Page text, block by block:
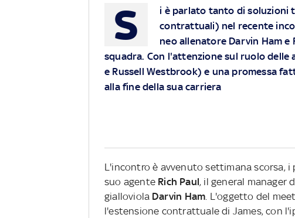
S
i è parlato tanto di soluzioni
contrattuali) nel recente
neo allenatore Darvin Ham e
squadra. Con l'attenzione sul ruolo
e Russell Westbrook) e una promessa
alla fine della sua carriera
L'incontro è avvenuto settimana scorsa,
suo agente Rich Paul, il general manager
gialloviola Darvin Ham. L'oggetto del
l'estensione contrattuale di James, con